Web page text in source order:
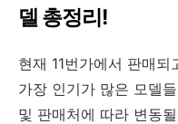
델 총정리!
현재 11번가에서 판매
가장 인기가 많은 모델
및 판매처에 따라 변동